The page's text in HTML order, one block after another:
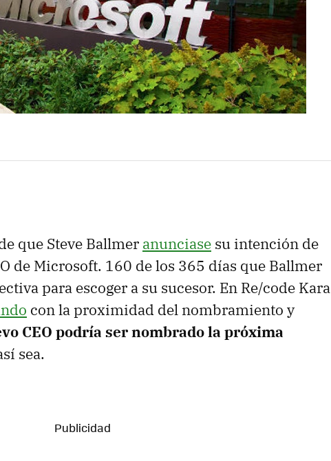
que Steve Ballmer anunciase su intención de
de Microsoft. 160 de los 365 días que Ballmer
para escoger a su sucesor. En Re/code Kara
con la proximidad del nombramiento y
CEO podría ser nombrado la próxima
sea.